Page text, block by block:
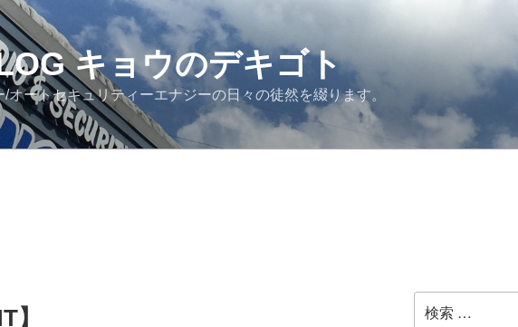
キョウのデキゴト
オートセキュリティーエナジーの日々の徒然を綴ります。
】
索: